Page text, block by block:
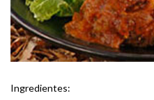
Ingredientes: